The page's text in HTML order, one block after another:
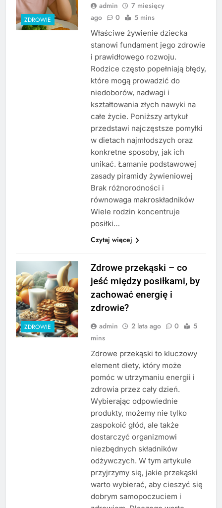
ZDROWIE
admin
7 miesięcy
ago
0 5 mins
Właściwe żywienie dziecka
stanowi fundament jego zdrowie
i prawidłowego rozwoju.
Rodzice często popełniają błędy,
które mogą prowadzić do
niedoborów, nadwagi i
kształtowania złych nawyki na
całe życie. Poniższy artykuł
przedstawi najczęstsze pomyłki
w dietach najmłodszych oraz
konkretne sposoby, jak ich
unikać. Łamanie podstawowej
zasady piramidy żywieniowej
Brak różnorodności i
równowaga makroskładników
Wiele rodzin koncentruje
posiłki…
Czytaj więcej
ZDROWIE
Zdrowe przekąski – co
jeść między posiłkami, by
zachować energię i
zdrowie?
admin 2 lata ago 0
5
mins
Zdrowe przekąski to kluczowy
element diety, który może
pomóc w utrzymaniu energii i
zdrowia przez cały dzień.
Wybierając odpowiednie
produkty, możemy nie tylko
zaspokoić głód, ale także
dostarczyć organizmowi
niezbędnych składników
odżywczych. W tym artykule
przyjrzymy się, jakie przekąski
warto wybierać, aby cieszyć się
dobrym samopoczuciem i